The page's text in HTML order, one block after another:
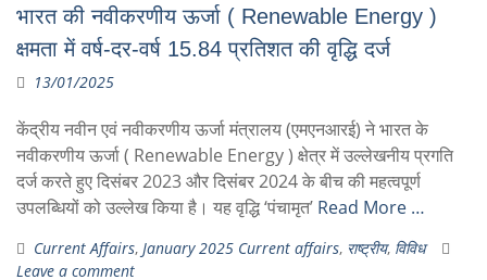
भारत की नवीकरणीय ऊर्जा ( Renewable Energy )
क्षमता में वर्ष-दर-वर्ष 15.84 प्रतिशत की वृद्धि दर्ज
13/01/2025
केंद्रीय नवीन एवं नवीकरणीय ऊर्जा मंत्रालय (एमएनआरई) ने भारत के
नवीकरणीय ऊर्जा ( Renewable Energy ) क्षेत्र में उल्लेखनीय प्रगति
दर्ज करते हुए दिसंबर 2023 और दिसंबर 2024 के बीच की महत्वपूर्ण
उपलब्धियों को उल्‍लेख किया है। यह वृद्धि ‘पंचामृत’ Read More …
Current Affairs, January 2025 Current affairs, राष्ट्रीय, विविध
Leave a comment